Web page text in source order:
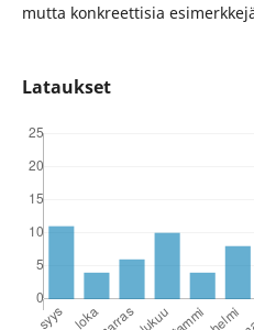
mutta konkreettisia
Lataukset